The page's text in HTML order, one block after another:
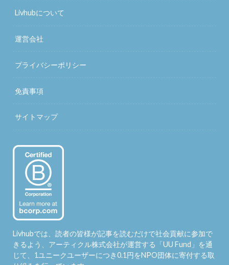
Livhubについて
運営会社
プライバシーポリシー
免責事項
サイトマップ
Livhubでは、読者の皆様が記事を読むだけで社会貢献に参加で
きるよう、アーティクル株式会社が運営する「UU Fund 」を通
じて、1ユニークユーザーにつき0.1円をNPO団体に寄付する取